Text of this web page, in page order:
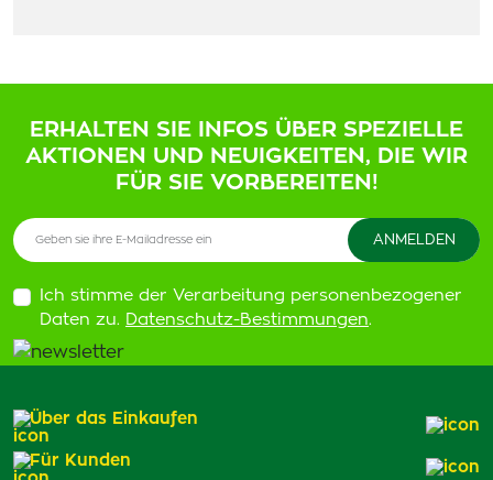
ERHALTEN SIE INFOS ÜBER SPEZIELLE
AKTIONEN UND NEUIGKEITEN, DIE WIR
FÜR SIE VORBEREITEN!
Ich stimme der Verarbeitung personenbezogener
Daten zu. Datenschutz-Bestimmungen.
Über das Einkaufen
Für Kunden